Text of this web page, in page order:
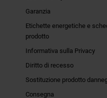
Garanzia
Etichette energetiche e
prodotto
Informativa sulla Privacy
Diritto di recesso
Sostituzione prodotto
Consegna